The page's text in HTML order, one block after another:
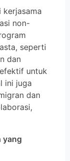
kerjasama
non-
seperti
dan
untuk
ini juga
dan
yang